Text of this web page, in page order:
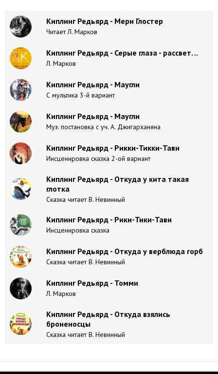
Киплинг Редьярд - Мери Глостер
Читает Л. Марков
Киплинг Редьярд - Серые глаза - рассвет. ..
Л. Марков
Киплинг Редьярд - Маугли
С мультика 3-й вариант
Киплинг Редьярд - Маугли
Муз. постановка с уч. А. Джигарханяна
Киплинг Редьярд - Рикки-Тикки-Тави
Инсценировка сказка 2-ой вариант
Киплинг Редьярд - Откуда у кита такая
глотка
Сказка читает В. Невинный
Киплинг Редьярд - Рики-Тики-Тави
Инсценировка сказка
Киплинг Редьярд - Откуда у верблюда горб
Сказка читает В. Невинный
Киплинг Редьярд - Томми
Л. Марков
Киплинг Редьярд - Откуда взялись
броненосцы
Сказка читает В. Невинный